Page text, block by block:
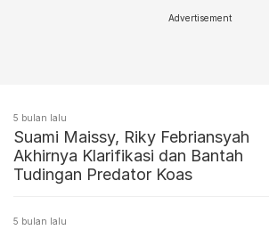
Advertisement
5 bulan lalu
Suami Maissy, Riky Febriansyah
Akhirnya Klarifikasi dan Bantah
Tudingan Predator Koas
5 bulan lalu